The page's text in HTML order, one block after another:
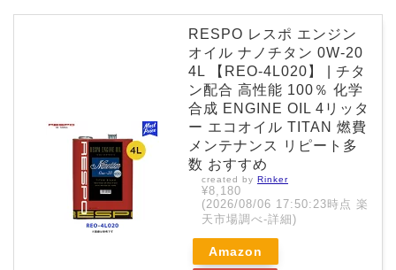
RESPO レスポ エンジン
オイル ナノチタン 0W-20
4L 【REO-4L020】 | チタ
ン配合 高性能 100％ 化学
合成 ENGINE OIL 4リッタ
ー エコオイル TITAN 燃費
メンテナンス リピート多
数 おすすめ
created by Rinker
¥8,180
(2026/08/06 17:50:23時点 楽
天市場調べ-詳細)
Amazon